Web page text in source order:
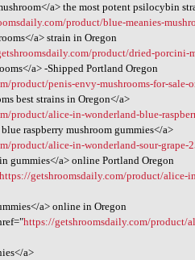
a> the most potent psilocybin
product/blue-meanies-
a> strain in Oregon
product/dried-porcini-
a> -Shipped Portland Oregon
product/penis-envy-mushrooms-for-sale-
best strains in Oregon</a>
product/alice-in-wonderland-blue-
raspberry mushroom gummies</a>
product/alice-in-wonderland-sour-grape-
gummies</a> online Portland Oregon
https://getshroomsdaily.com/product/alice-
a> online in Oregon
https://getshroomsdaily.com/product/
a>